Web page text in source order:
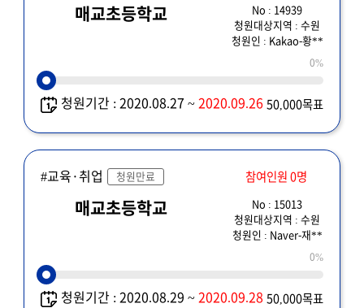
매교초등학교
No : 14939
청원대상지역 : 수원
청원인 : Kakao-황**
0%
청원기간 : 2020.08.27 ~2020.09.26 50,000목표
#교육·취업 청원만료 참여인원 0명
매교초등학교
No : 15013
청원대상지역 : 수원
청원인 : Naver-재**
0%
청원기간 : 2020.08.29 ~2020.09.28 50,000목표